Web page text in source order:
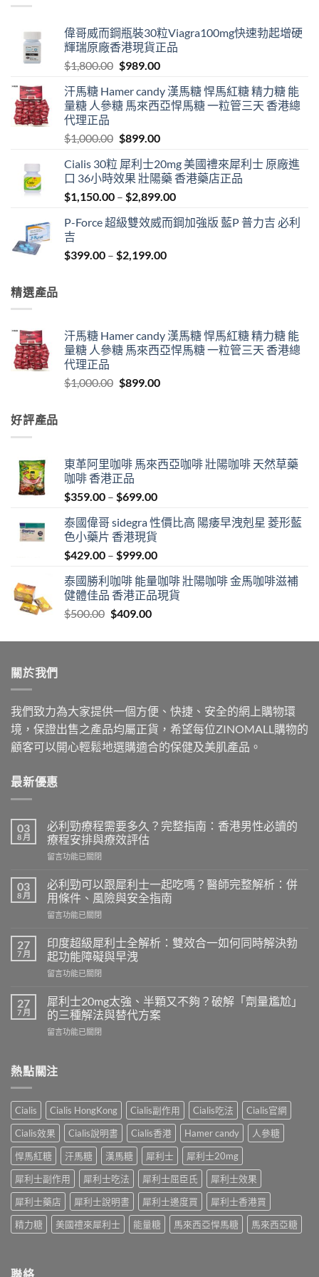
偉哥威而鋼瓶裝30粒Viagra100mg快速勃起增硬
輝瑞原廠香港現貨正品
$1,800.00 Original
was:
$1,800.00.
$989.00Current
is:
$989.00.
汗馬糖 Hamer candy 漢馬糖 悍馬紅糖 精力糖 能
量糖 人參糖 馬來西亞悍馬糖 一粒管三天 香港總
代理正品
$1,000.00 Original
was:
$1,000.00.
$899.00Current
is:
$899.00.
Cialis 30粒 犀利士20mg 美國禮來犀利士 原廠進
口 36小時效果 壯陽藥 香港藥店正品
$1,150.00 – $2,899.00Price
$1,150.00
P-Force 超級雙效威而鋼加強版 藍P 普力吉 必利
吉
$399.00 – $2,199.00Price
精選產品
汗馬糖 Hamer candy 漢馬糖 悍馬紅糖 精力糖 能
量糖 人參糖 馬來西亞悍馬糖 一粒管三天 香港總
代理正品
$1,000.00 Original
$899.00Current
好評產品
東革阿里咖啡 馬來西亞咖啡 壯陽咖啡 天然草藥
咖啡 香港正品
$359.00 – $699.00Price
$359.00
$699.00
泰國偉哥 sidegra 性價比高 陽痿早洩剋星 菱形藍
色小藥片 香港現貨
$429.00 – $999.00Price
$429.00
through
泰國勝利咖啡 能量咖啡 壯陽咖啡 金馬咖啡滋補
健體佳品 香港正品現貨
$500.00 Original
was:
$409.00Current
is:
關於我們
我們致力為大家提供一個方便、快捷、安全的網上購物環
境，保證出售之產品均屬正貨，希望每位ZINOMALL購物的
顧客可以開心輕鬆地選購適合的保健及美肌產品。
最新優惠
03
8 月
必利勁療程需要多久？完整指南：香港男性必讀的
療程安排與療效評估
在
利
勁
療
程
要
多
久？
完
指
南：
港
必
療
程
安
排
與
療
效
評
估〉
中
留言功能已關閉
03
8 月
必利勁可以跟犀利士一起吃嗎？醫師完整解析：併
用條件、風險與安全指南
在
利
勁
可
以
犀
利
士
一
嗎？
完
整
解
析：
併
用
條
件、
風
險
留言功能已關閉
27
7 月
印度超級犀利士全解析：雙效合一如何同時解決勃
起功能障礙與早洩
在
度
超
級
犀
全
雙
效
合
一
如
何
同
時
解
決
留言功能已關閉
27
7 月
犀利士20mg太強、半顆又不夠？破解「劑量尷尬」
的三種解法與替代方案
在
士
20mg
強、
半
顆
又
不
夠？
破
解
「劑
量
尬」
留言功能已關閉
熱點關注
Cialis Cialis HongKong Cialis副作用 Cialis吃法
Cialis官網
Cialis效果
Cialis說明書 Cialis香港 Hamer candy
人參糖
悍馬紅糖
汗馬糖 漢馬糖 犀利士
犀利士20mg
犀利士副作用
犀利士吃法 犀利士屈臣氏
犀利士效果
犀利士藥店
犀利士說明書 犀利士邊度買
犀利士香港買
精力糖
美國禮來犀利士 能量糖 馬來西亞悍馬糖 馬來西亞糖
聯絡